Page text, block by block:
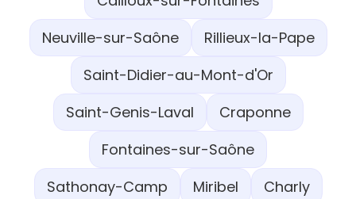
Neuville-sur-Saône
Rillieux-la-Pape
Saint-Didier-au-Mont-d'Or
Saint-Genis-Laval
Craponne
Fontaines-sur-Saône
Sathonay-Camp
Miribel
Charly